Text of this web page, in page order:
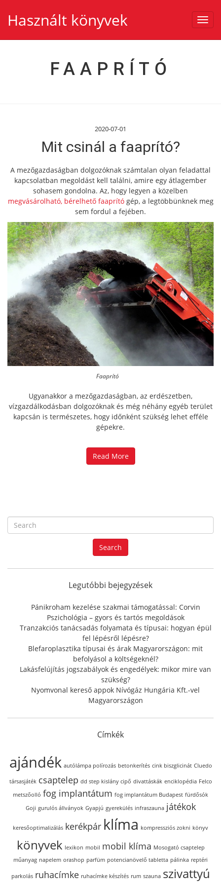
Használt könyvek
FAAPRÍTÓ
2020-07-01
Mit csinál a faaprító?
A mezőgazdaságban dolgozóknak számtalan olyan feladattal
kapcsolatban megoldást kell találni, amire egy átlagember
sohasem gondolna. Az, hogy legyen a közelben
megvásárolható, bérelhető faaprítógép, a legtöbbünknek meg
sem fordul a fejében.
Faaprító
Ugyanakkor a mezőgazdaságban, az erdészetben,
vízgazdálkodásban dolgozóknak és még néhány egyéb terület
kapcsán is természetes, hogy időnként szükség lehet efféle
gépekre.
Read More
e
a
r
f
r
:
Search
Legutóbbi bejegyzések
Pánikroham kezelése szakmai támogatással: Corvin
Pszichológia – gyors és tartós megoldások
Tranzakciós tanácsadás folyamata és típusai: hogyan épül
fel lépésről lépésre?
Blefaroplasztika típusai és árak Magyarországon: mit
befolyásol a költségeknél?
Lakásfelújítás jogszabályok és engedélyek: mikor mire van
szükség?
Nyomvonal kereső appok Nívógáz Hungária Kft.-vel
Magyarországon
Címkék
ajándék autólámpa polírozás betonkerítés cink biszglicinát Cluedo
társasjáték csaptelep dd step kislány cipő divattáskák enciklopédia Felco
metszőolló fog implantátum fog implantátum Budapest fürdősók
Goji gurulós állványok Gyapjú gyerekülés infraszauna játékok
keresőoptimalizálás kerékpár klíma kompressziós zokni könyv
könyvek lexikon mobil mobil klíma Mosogató csaptelep
műanyag napelem orashop parfüm potencianövelő tabletta pálinka reptéri
parkolás ruhacímke ruhacímke készítés rum szauna szivattyú